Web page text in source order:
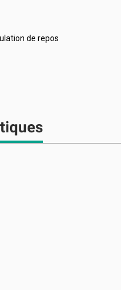
de repos